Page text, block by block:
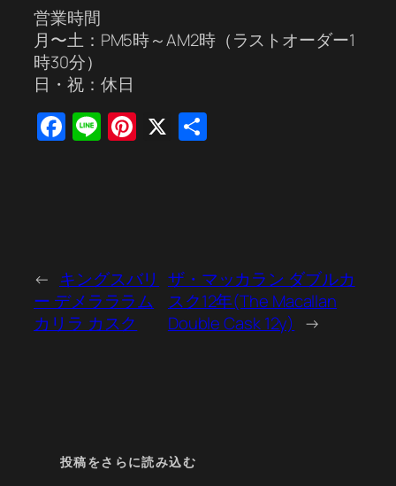
営業時間
月〜土：PM5時～AM2時（ラストオーダー1
時30分）
日・祝：休日
Facebook
LinePinterest
X
← キングスバリ
ー デメラララム
カリラ カスク
ザ・マッカラン ダブルカ
スク12年(The Macallan
Double Cask 12y)
→
投稿をさらに読み込む